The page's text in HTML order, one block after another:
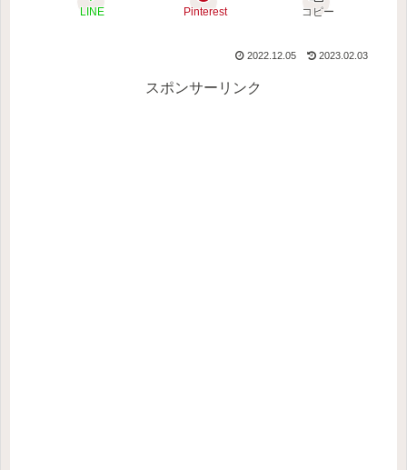
LINE Pinterest コピー
2022.12.05 2023.02.03
スポンサーリンク